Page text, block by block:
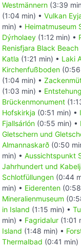
Westmännern (3:39
(1:04 min) • Vulkan
min) • Heimatmuseum
Dýrholaey (1:12 min) •
Renisfjara Black Beach
Katla (1:21 min) • Laki
Kirchenfußboden
(1:04 min) •
(1:03 min) •
Brückenmonument
Hofskirkja (0:51 min) •
Fjallsárlón (0:55 min) •
Gletschern und
Almannaskarð (0:50
min) • Aussichtspunkt
Jahrhundert und
Schlotfüllungen (0:44
min) • Eiderenten
Mineralienmuseum
in Island (1:15 min) •
min) • Fagridalur (1:01
Island (1:48 min) •
Thermalbad (0:41 min)